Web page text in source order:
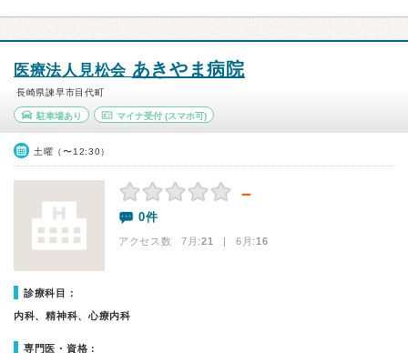
医療法人見松会 あきやま病院
長崎県諫早市目代町
駐車場あり マイナ受付(スマホ可)
土曜（〜12:30）
－
0件
アクセス数 7月:21 | 6月:16
診療科目：
内科、精神科、心療内科
専門医・資格：